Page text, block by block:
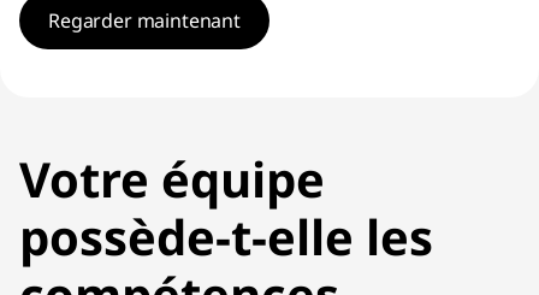
Regarder maintenant
Votre équipe
possède-t-elle les